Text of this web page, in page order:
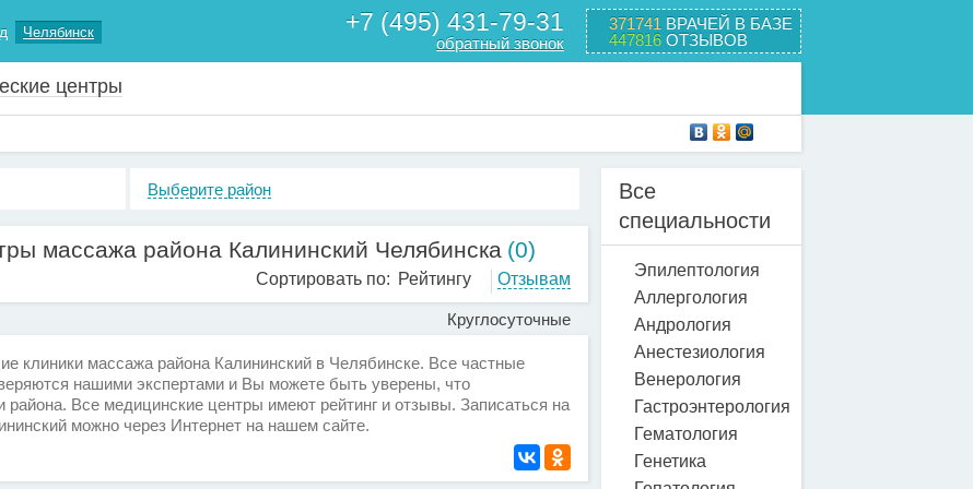
Челябинск +7 (495) 431-79-31
обратный звонок
371741 ВРАЧЕЙ В БАЗЕ
447816 ОТЗЫВОВ
центры
Выберите район
массажа района Калининский Челябинска (0)
Сортировать по: Рейтингу Отзывам
Круглосуточные
клиники массажа района Калининский в Челябинске. Все частные
нашими экспертами и Вы можете быть уверены, что
Все медицинские центры имеют рейтинг и отзывы. Записаться на
можно через Интернет на нашем сайте.
Все
специальности
Эпилептология
Аллергология
Андрология
Анестезиология
Венерология
Гастроэнтерология
Гематология
Генетика